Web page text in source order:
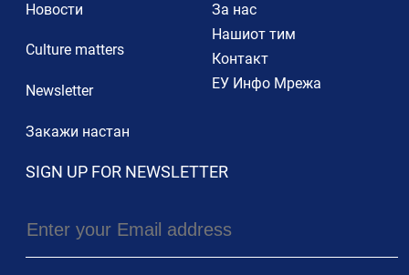
Новости
Culture matters
Newsletter
Закажи настан
За нас
Нашиот тим
Контакт
ЕУ Инфо Мрежа
SIGN UP FOR NEWSLETTER